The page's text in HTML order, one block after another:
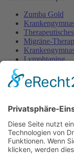
Zumba Gold
Migräne-
Lymphtaping
Rücken Therapie
Aqua Fitness
FDM –
Zumba Gold